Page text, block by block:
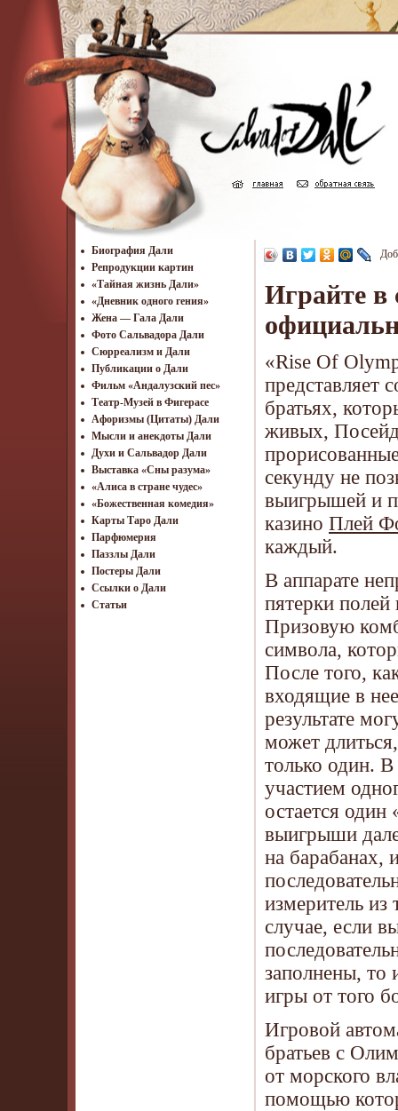
Биография Дали
Репродукции картин
«Тайная жизнь Дали»
«Дневник одного гения»
Жена — Гала Дали
Фото Сальвадора Дали
Cюрреализм и Дали
Публикации о Дали
Фильм «Андалузский пес»
Театр-Музей в Фигерасе
Афоризмы (Цитаты) Дали
Мысли и анекдоты Дали
Духи и Сальвадор Дали
Выставка «Сны разума»
«Алиса в стране чудес»
«Божественная комедия»
Карты Таро Дали
Парфюмерия
Паззлы Дали
Постеры Дали
Ссылки о Дали
Статьи
Играйте в
«Rise Of
представляет
братьях,
живых,
секунду не
выигрышей и
казино Плей
каждый.
В аппарате
пятерки полей
Призовую
символа,
После того,
входящие в
результате
может
только один. В
участием
остается
выигрыши
на барабанах,
измеритель из
случае, если
заполнены, то
игры от того
Игровой
братьев с
от морского
помощью